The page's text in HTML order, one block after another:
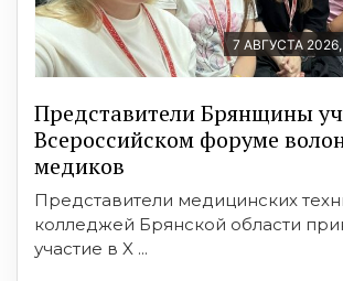
7 АВГУСТА 2026,
Представители Брянщины
Всероссийском форуме
медиков
Представители медицинских
колледжей Брянской области
участие в X ...